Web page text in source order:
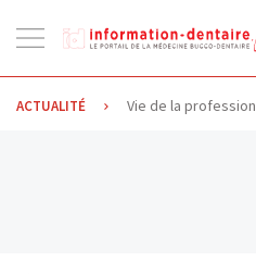
la
navigation
ACTUALITÉ Vie de la profession